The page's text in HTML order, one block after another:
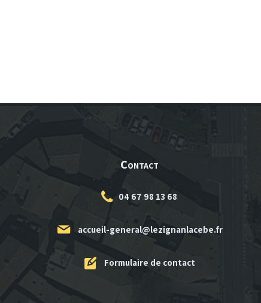
Contact
04 67 98 13 68
accueil-general@lezignanlacebe.fr
Formulaire de contact